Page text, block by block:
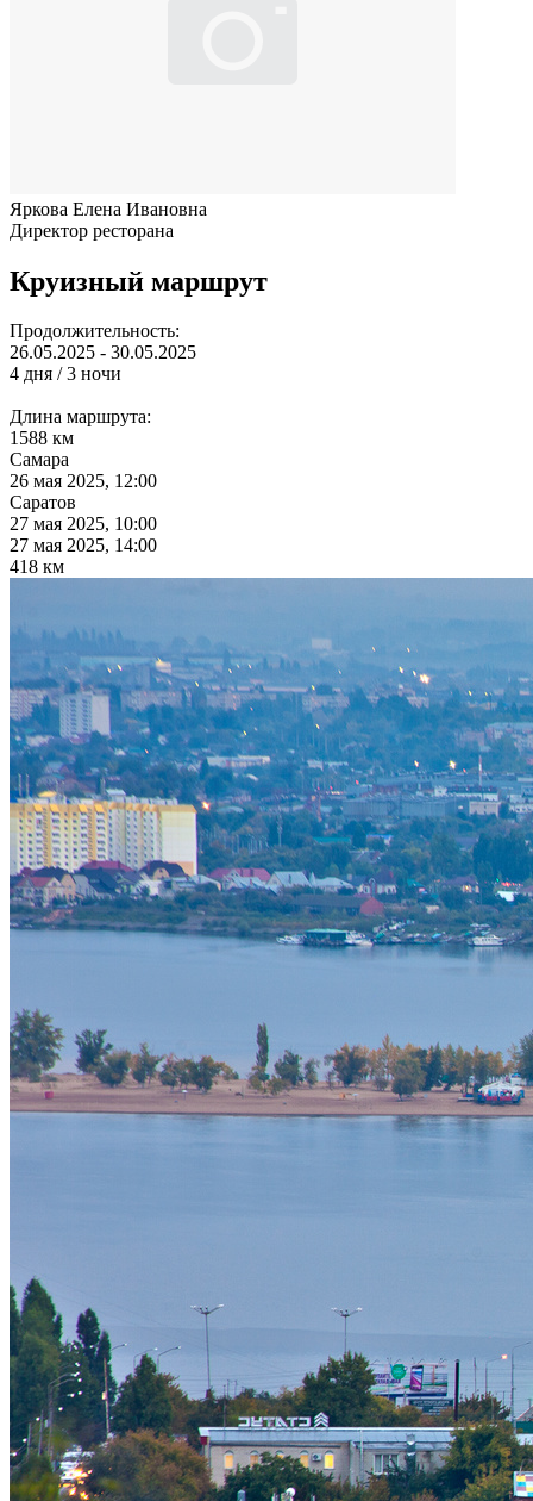
Яркова Елена Ивановна
Директор ресторана
Круизный маршрут
Продолжительность:
26.05.2025 - 30.05.2025
4 дня / 3 ночи
Длина маршрута:
1588 км
Самара
26 мая 2025, 12:00
Саратов
27 мая 2025, 10:00
27 мая 2025, 14:00
418 км